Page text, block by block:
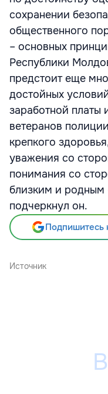
сохранении
общественного
– основных
Республики
предстоит еще
достойных
заработной платы
ветеранов
крепкого
уважения со
понимания со
близким и родным
подчеркнул он.
Подпишитесь
Источник